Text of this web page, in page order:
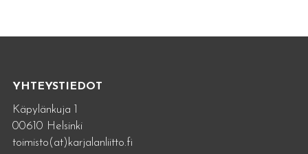
YHTEYSTIEDOT
Käpylänkuja 1
00610 Helsinki
toimisto(at)karjalanliitto.fi